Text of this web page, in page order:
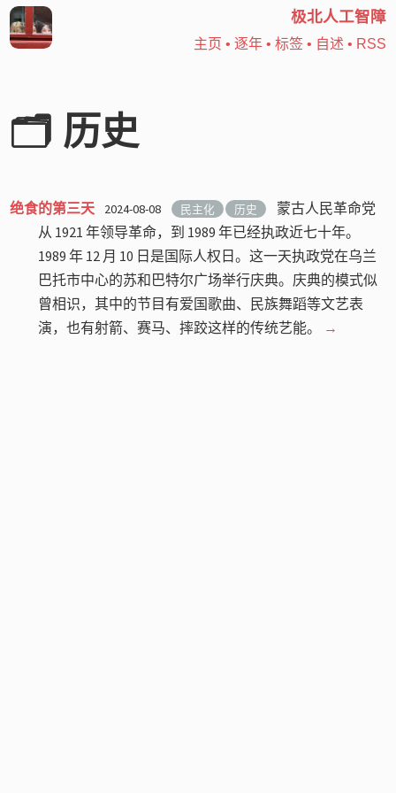
极北人工智障
主页 • 逐年• 标签• 自述 • RSS
🗂️ 历史
绝食的第三天 2024-08-08 民主化 历史
蒙古人民革命党
从 1921 年领导革命，到 1989 年已经执政近七十年。
1989 年 12 月 10 日是国际人权日。这一天执政党在乌兰
巴托市中心的苏和巴特尔广场举行庆典。庆典的模式似
曾相识，其中的节目有爱国歌曲、民族舞蹈等文艺表
演，也有射箭、赛马、摔跤这样的传统艺能。
→